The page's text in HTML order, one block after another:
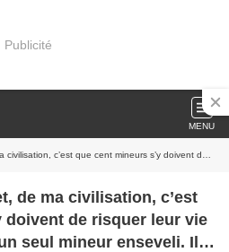
Publicité
MENU
risquer leur vie pour le sauvetage d’un seul mineur enseveli. Ils sauvent l’homme." Saint Exupéry (Pilote de Guerre)
de ma civilisation, c’est
doivent de risquer leur vie
seul mineur enseveli. Ils